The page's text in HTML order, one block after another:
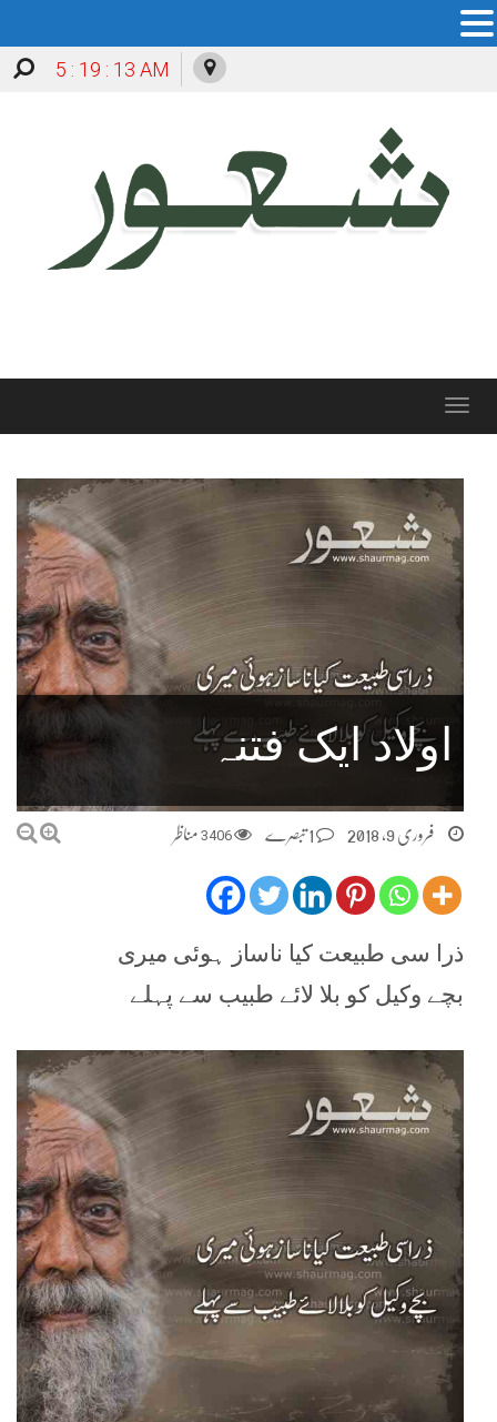
5 : 19 : 14 AM
Toggle
اولاد ایک فتنہ
فروری 9, 2018 3406 مناظر
ذرا سی طبیعت کیا ناساز ہوئی میری
بچے وکیل کو بلا لائے طبیب سے پہلے